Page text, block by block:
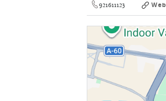
921611123 Web